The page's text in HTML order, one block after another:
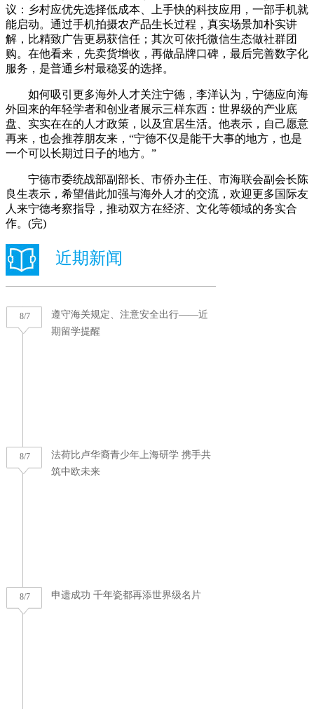
议：乡村应优先选择低成本、上手快的科技应用，一部手机就
能启动。通过手机拍摄农产品生长过程，真实场景加朴实讲
解，比精致广告更易获信任；其次可依托微信生态做社群团
购。在他看来，先卖货增收，再做品牌口碑，最后完善数字化
服务，是普通乡村最稳妥的选择。
如何吸引更多海外人才关注宁德，李洋认为，宁德应向海
外回来的年轻学者和创业者展示三样东西：世界级的产业底
盘、实实在在的人才政策，以及宜居生活。他表示，自己愿意
再来，也会推荐朋友来，“宁德不仅是能干大事的地方，也是
一个可以长期过日子的地方。”
宁德市委统战部副部长、市侨办主任、市海联会副会长陈
良生表示，希望借此加强与海外人才的交流，欢迎更多国际友
人来宁德考察指导，推动双方在经济、文化等领域的务实合
作。(完)